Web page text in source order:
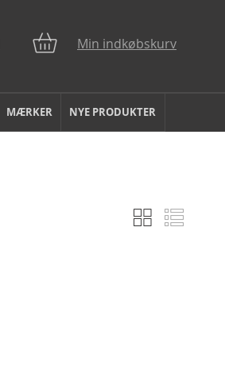
Min indkøbskurv
MÆRKER NYE PRODUKTER
Vis
som
GitterListe